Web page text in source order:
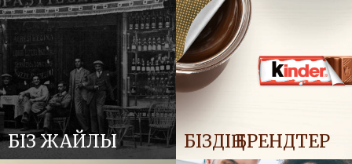
БІЗ ЖАЙЛЫ БІЗДІҢ БРЕНДТЕР